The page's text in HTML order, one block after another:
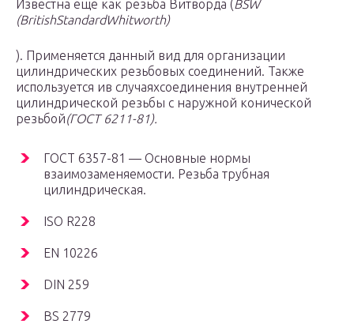
Известна еще как резьба Витворда (BSW
(BritishStandardWhitworth)
). Применяется данный вид для организации
цилиндрических резьбовых соединений. Также
используется ив случаяхсоединения внутренней
цилиндрической резьбы с наружной конической
резьбой(ГОСТ 6211-81).
ГОСТ 6357-81 — Основные нормы
взаимозаменяемости. Резьба трубная
цилиндрическая.
ISO R228
EN 10226
DIN 259
BS 2779